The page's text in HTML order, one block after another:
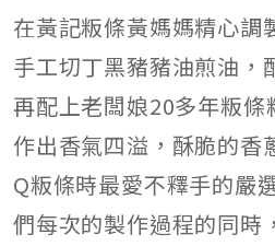
在黃記粄條黃媽媽精心調
手工切丁黑豬豬油煎油，
再配上老闆娘20多年粄條
作出香氣四溢，酥脆的香
Q粄條時最愛不釋手的嚴
們每次的製作過程的同時